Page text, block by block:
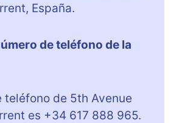
España.
de teléfono de la
teléfono de 5th Avenue
es +34 617 888 965.